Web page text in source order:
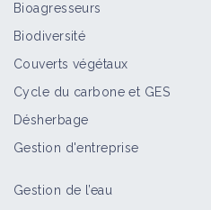
Bioagresseurs
Biodiversité
Couverts végétaux
Cycle du carbone et GES
Désherbage
Gestion d'entreprise
Gestion de l’eau